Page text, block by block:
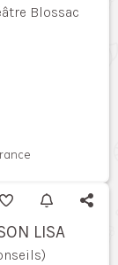
Blossac
LISA